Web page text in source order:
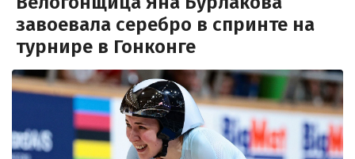
завоевала серебро в спринте на
турнире в Гонконге